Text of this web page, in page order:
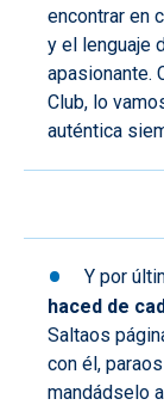
encontrar en
y el lenguaje
apasionante.
Club, lo
auténtica
Y por
haced de
Saltaos
con él,
mandádselo